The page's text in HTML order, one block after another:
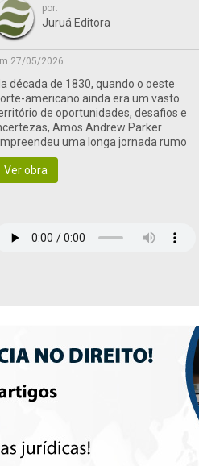
por:
Juruá Editora
27/05/2026
década de 1830, quando o oeste
americano ainda era um vasto
de oportunidades, desafios e
Amos Andrew Parker
uma longa jornada rumo
terras de fronteira
Ver obra